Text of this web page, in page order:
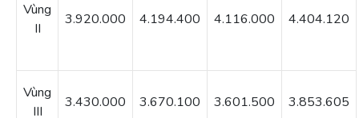
Vùng
II
3.920.000 4.194.400 4.116.000 4.404.120
Vùng
III
3.430.000 3.670.100 3.601.500 3.853.605